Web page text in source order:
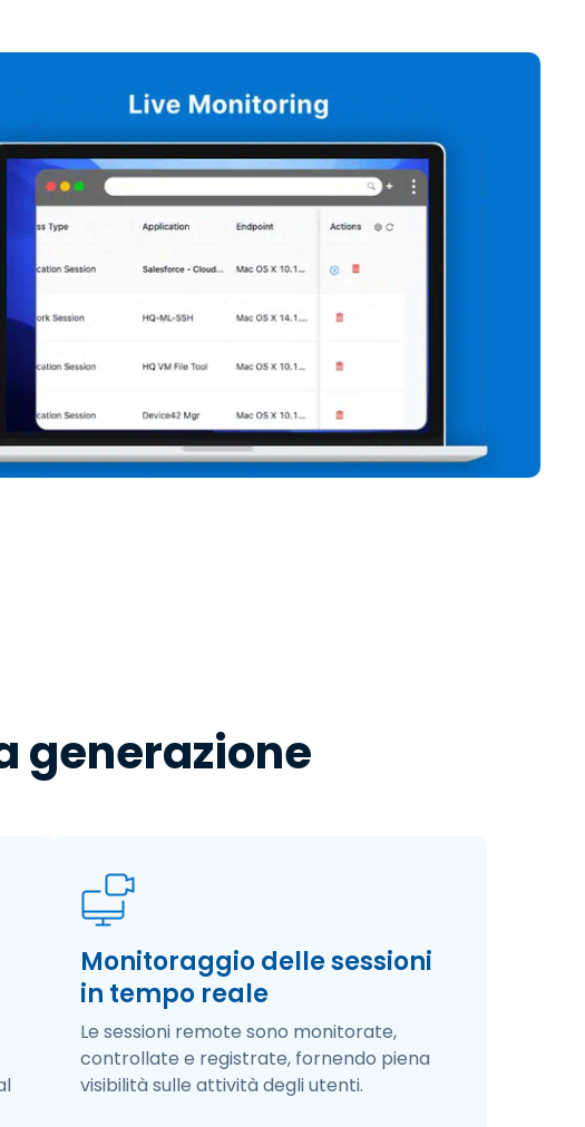
generazione
Monitoraggio delle sessioni
in tempo reale
Le sessioni remote sono monitorate,
controllate e registrate, fornendo piena
visibilità sulle attività degli utenti. ​